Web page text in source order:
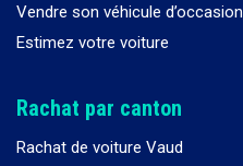
Vendre son véhicule d’occasion
Estimez votre voiture
Rachat par canton
Rachat de voiture Vaud